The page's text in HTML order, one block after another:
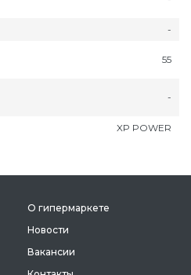
-
55
-
XP POWER
О гипермаркете
Новости
Вакансии
Пермь
Петрозаводск
Подольск
Пятигорск